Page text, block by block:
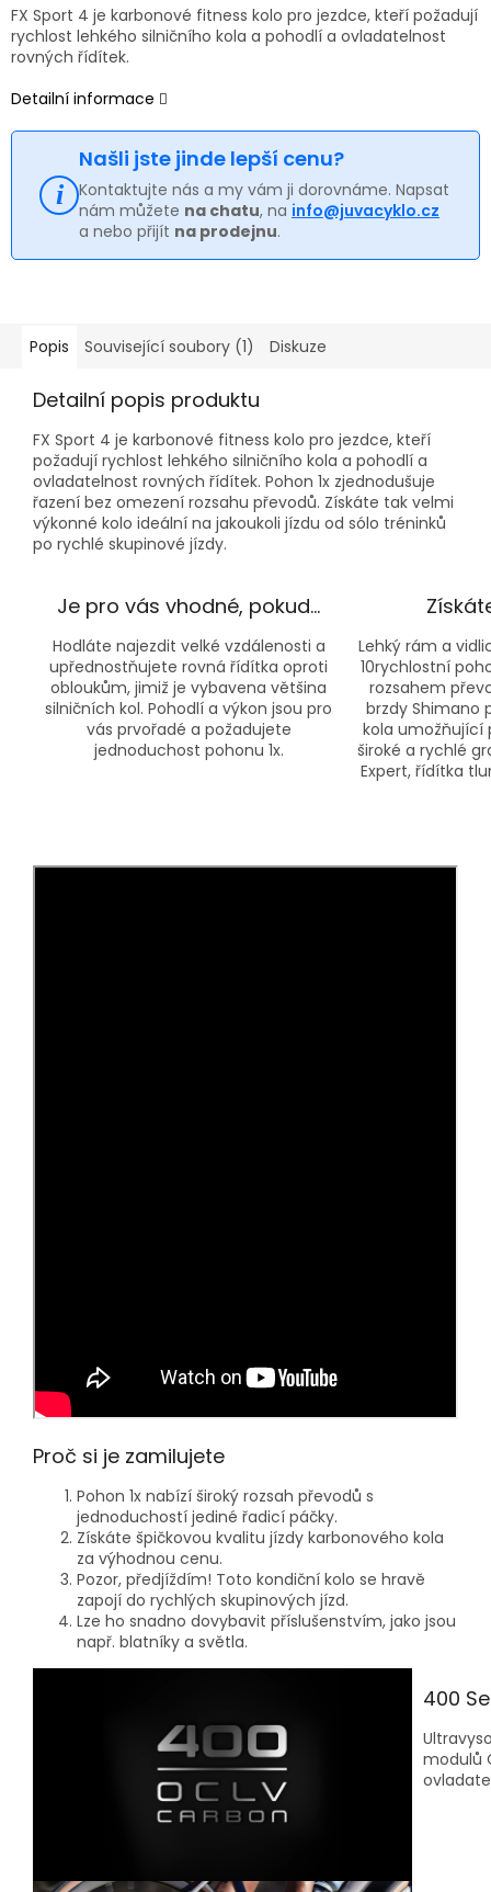
FX Sport 4 je karbonové fitness kolo pro jezdce, kteří požadují
rychlost lehkého silničního kola a pohodlí a ovladatelnost
rovných řídítek.
Detailní informace
Našli jste jinde lepší cenu?
Kontaktujte nás a my vám ji dorovnáme. Napsat
nám můžete na chatu, na info@juvacyklo.cz
a nebo přijít na prodejnu.
Popis Související soubory (1) Diskuze
Detailní popis produktu
FX Sport 4 je karbonové fitness kolo pro jezdce, kteří
požadují rychlost lehkého silničního kola a pohodlí a
ovladatelnost rovných řídítek. Pohon 1x zjednodušuje
řazení bez omezení rozsahu převodů. Získáte tak velmi
výkonné kolo ideální na jakoukoli jízdu od sólo tréninků
po rychlé skupinové jízdy.
Je pro vás vhodné, pokud…
Hodláte najezdit velké vzdálenosti a
upřednostňujete rovná řídítka oproti
obloukům, jimiž je vybavena většina
silničních kol. Pohodlí a výkon jsou pro
vás prvořadé a požadujete
jednoduchost pohonu 1x.
Lehký rám a
10rychlostní
rozsahem
brzdy Shimano
kola umožňující
široké a rychlé
Expert, řídítka
Proč si je zamilujete
Pohon 1x nabízí široký rozsah převodů s
jednoduchostí jediné řadicí páčky.
Získáte špičkovou kvalitu jízdy karbonového kola
za výhodnou cenu.
Pozor, předjíždím! Toto kondiční kolo se hravě
zapojí do rychlých skupinových jízd.
Lze ho snadno dovybavit příslušenstvím, jako jsou
např. blatníky a světla.
400
modulů